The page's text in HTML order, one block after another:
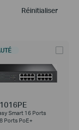
Réinitialiser
Smart 16 Ports
Ports PoE+